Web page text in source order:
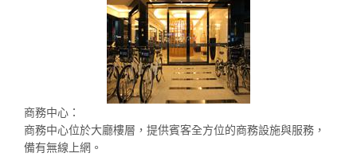
商務中心：
商務中心位於大廳樓層，提供賓客全方位的商務設施與服務，
備有無線上網。